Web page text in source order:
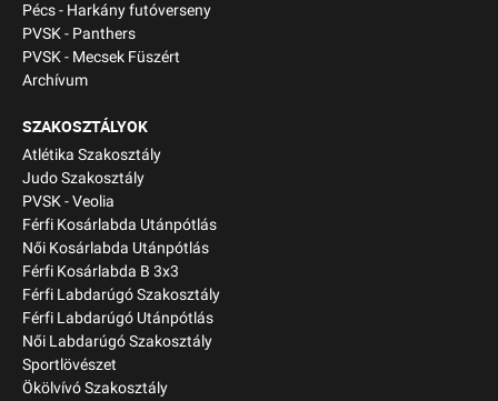
Pécs - Harkány futóverseny
PVSK - Panthers
PVSK - Mecsek Füszért
Archívum
SZAKOSZTÁLYOK
Atlétika Szakosztály
Judo Szakosztály
PVSK - Veolia
Férfi Kosárlabda Utánpótlás
Női Kosárlabda Utánpótlás
Férfi Kosárlabda B 3x3
Férfi Labdarúgó Szakosztály
Férfi Labdarúgó Utánpótlás
Női Labdarúgó Szakosztály
Sportlövészet
Ökölvívó Szakosztály